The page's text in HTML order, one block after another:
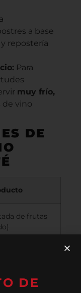
a base
repostería
Para
muy frío,
de vino
DE
de frutas
DE